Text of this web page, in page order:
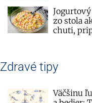
zo stola
chuti,
Zdravé tipy
Väčšinu